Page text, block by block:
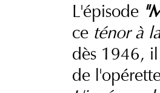
L'épisode
ce ténor à
dès 1946,
de